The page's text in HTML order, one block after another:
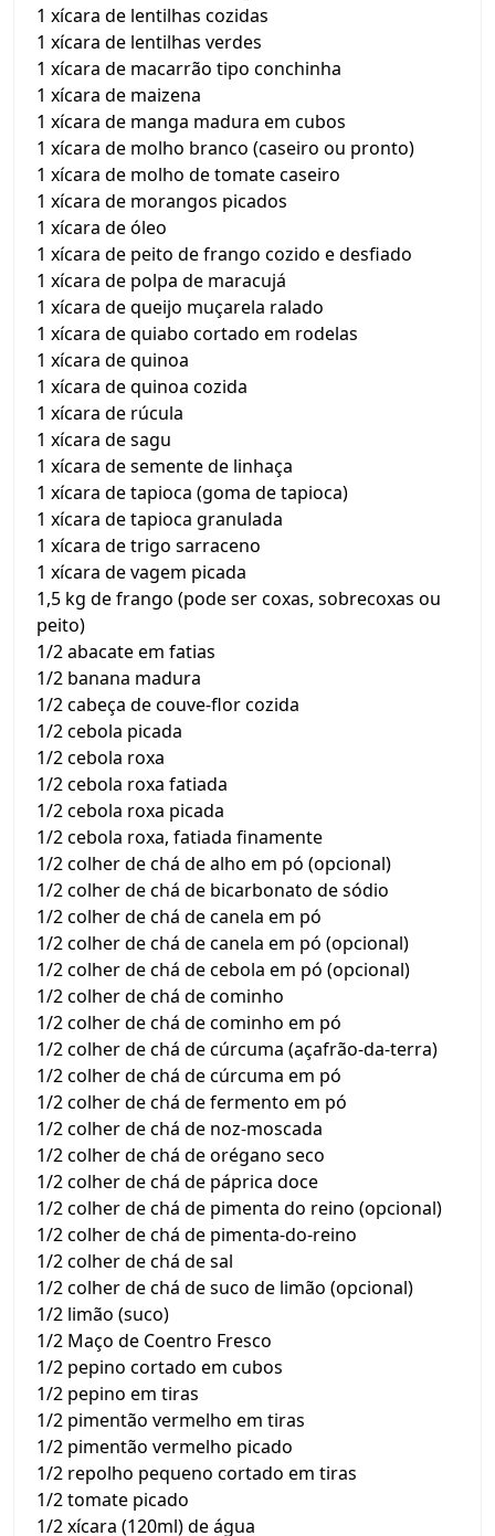
1 xícara de lentilhas cozidas
1 xícara de lentilhas verdes
1 xícara de macarrão tipo conchinha
1 xícara de maizena
1 xícara de manga madura em cubos
1 xícara de molho branco (caseiro ou pronto)
1 xícara de molho de tomate caseiro
1 xícara de morangos picados
1 xícara de óleo
1 xícara de peito de frango cozido e desfiado
1 xícara de polpa de maracujá
1 xícara de queijo muçarela ralado
1 xícara de quiabo cortado em rodelas
1 xícara de quinoa
1 xícara de quinoa cozida
1 xícara de rúcula
1 xícara de sagu
1 xícara de semente de linhaça
1 xícara de tapioca (goma de tapioca)
1 xícara de tapioca granulada
1 xícara de trigo sarraceno
1 xícara de vagem picada
1,5 kg de frango (pode ser coxas, sobrecoxas ou
peito)
1/2 abacate em fatias
1/2 banana madura
1/2 cabeça de couve-flor cozida
1/2 cebola picada
1/2 cebola roxa
1/2 cebola roxa fatiada
1/2 cebola roxa picada
1/2 cebola roxa, fatiada finamente
1/2 colher de chá de alho em pó (opcional)
1/2 colher de chá de bicarbonato de sódio
1/2 colher de chá de canela em pó
1/2 colher de chá de canela em pó (opcional)
1/2 colher de chá de cebola em pó (opcional)
1/2 colher de chá de cominho
1/2 colher de chá de cominho em pó
1/2 colher de chá de cúrcuma (açafrão-da-terra)
1/2 colher de chá de cúrcuma em pó
1/2 colher de chá de fermento em pó
1/2 colher de chá de noz-moscada
1/2 colher de chá de orégano seco
1/2 colher de chá de páprica doce
1/2 colher de chá de pimenta do reino (opcional)
1/2 colher de chá de pimenta-do-reino
1/2 colher de chá de sal
1/2 colher de chá de suco de limão (opcional)
1/2 limão (suco)
1/2 Maço de Coentro Fresco
1/2 pepino cortado em cubos
1/2 pepino em tiras
1/2 pimentão vermelho em tiras
1/2 pimentão vermelho picado
1/2 repolho pequeno cortado em tiras
1/2 tomate picado
1/2 xícara (120ml) de água